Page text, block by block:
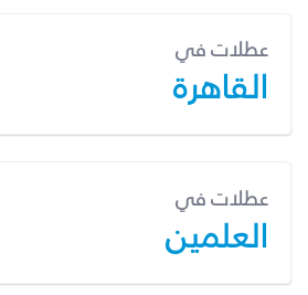
عطلات في
القاهرة
عطلات في
العلمين